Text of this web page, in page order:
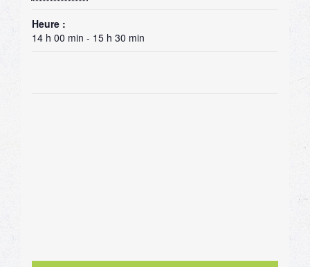
Heure :
14 h 00 min - 15 h 30 min